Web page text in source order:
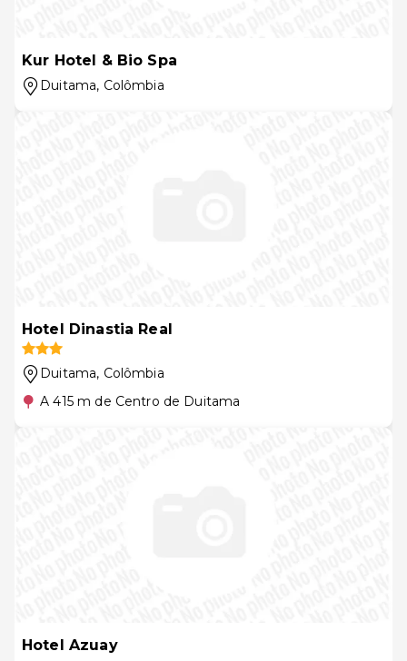
Kur Hotel & Bio Spa
Duitama, Colômbia
Hotel Dinastia Real
Duitama, Colômbia
A 415 m de Centro de Duitama
Hotel Azuay